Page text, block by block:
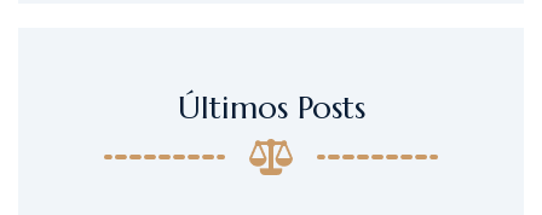
Últimos Posts